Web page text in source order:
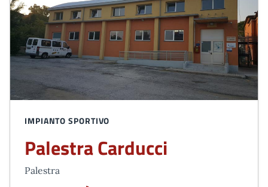
IMPIANTO SPORTIVO
Palestra Carducci
Palestra